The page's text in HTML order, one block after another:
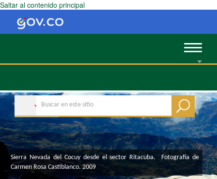
Saltar al contenido principal
Toggle
​​Sierra Nevada del Cocuy desde el sector Ritacuba. Fotografía de
Carmen Rosa Castiblanco. 2009